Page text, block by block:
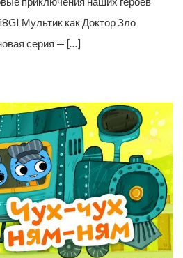
Мультик как Доктор Зло
серия — […]